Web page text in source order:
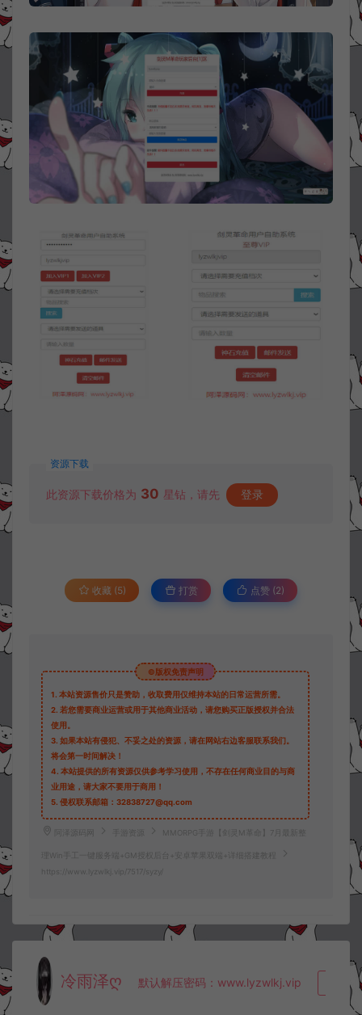
资源下载
此资源下载价格为 30 星钻，请先 登录
收藏 (5) 打赏 点赞 (2)
©版权免责声明
1. 本站资源售价只是赞助，收取费用仅维持本站的日常运营所需。
2. 若您需要商业运营或用于其他商业活动，请您购买正版授权并合法
使用。
3. 如果本站有侵犯、不妥之处的资源，请在网站右边客服联系我们。
将会第一时间解决！
4. 本站提供的所有资源仅供参考学习使用，不存在任何商业目的与商
业用途，请大家不要用于商用！
5. 侵权联系邮箱：32838727@qq.com
阿泽源码网 手游资源 MMORPG手游【剑灵M革命】7月最新整
理Win手工一键服务端+GM授权后台+安卓苹果双端+详细搭建教程
https://www.lyzwlkj.vip/7517/syzy/
冷雨泽ღ 默认解压密码：www.lyzwlkj.vip 复